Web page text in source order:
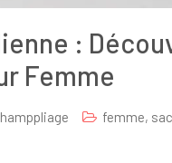
:
Femme
femme,